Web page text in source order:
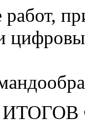
работ,
и